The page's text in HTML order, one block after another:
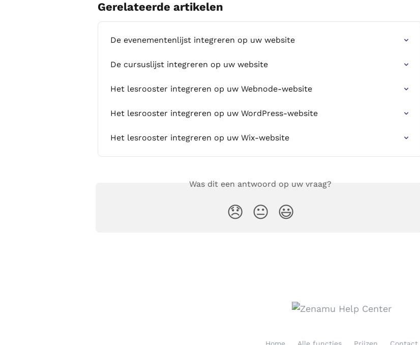
Gerelateerde artikelen
De evenementenlijst integreren op uw website
De cursuslijst integreren op uw website
Het lesrooster integreren op uw Webnode-website
Het lesrooster integreren op uw WordPress-website
Het lesrooster integreren op uw Wix-website
Was dit een antwoord op uw vraag?
😞 😐 😃